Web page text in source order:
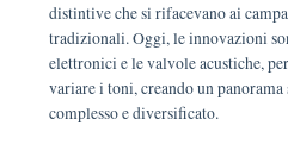
distintive che si rifacevano ai
tradizionali. Oggi, le innovazioni
elettronici e le valvole acustiche,
variare i toni, creando un
complesso e diversificato.